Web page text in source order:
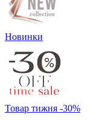
Новинки
Товар тижня -30%